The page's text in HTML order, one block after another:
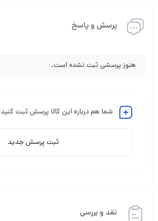
پرسش و پاسخ
هنوز پرسشی ثبت نشده است.
شما هم درباره این کالا پرسش ثبت کنید
ثبت پرسش جدید
نقد و بررسی